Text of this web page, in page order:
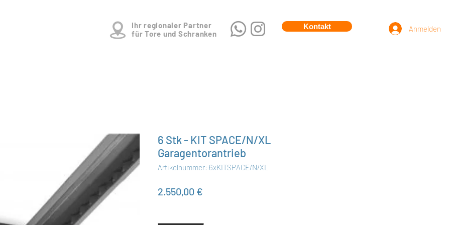
Ihr regionaler Partner
für Tore und Schranken
Kontakt Anmelden
6 Stk - KIT SPACE/N/XL
Garagentorantrieb
Artikelnummer: 6xKITSPACE/N/XL
2.550,00 €